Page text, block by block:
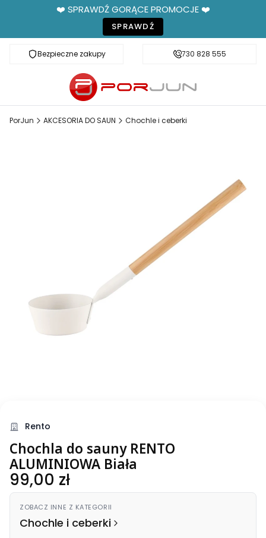
❤️ SPRAWDŹ GORĄCE PROMOCJE ❤️
SPRAWDŹ
Bezpieczne zakupy Fachowe doradztwo
730 828 555
PorJun AKCESORIA DO SAUN Chochle i ceberki
Rento
Chochla do sauny RENTO
ALUMINIOWA Biała
Cena
99,00 zł
ZOBACZ INNE Z KATEGORII
Chochle i ceberki